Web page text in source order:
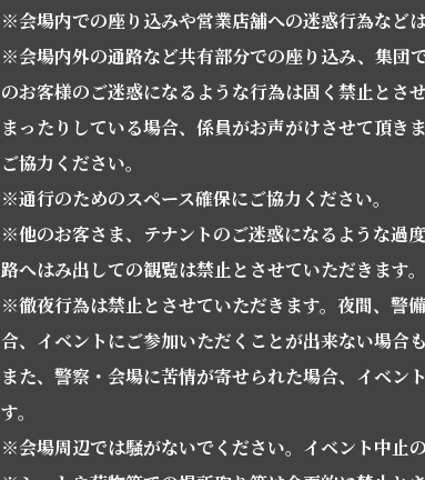
※会場内での座り込みや営業店舗への迷惑行為などは
※会場内外の通路など共有部分での座り込み、集団
のお客様のご迷惑になるような行為は固く禁止とさ
まったりしている場合、係員がお声がけさせて頂き
ご協力ください。
※通行のためのスペース確保にご協力ください。
※他のお客さま、テナントのご迷惑になるような過
路へはみ出しての観覧は禁止とさせていただきます。
※徹夜行為は禁止とさせていただきます。夜間、警
合、イベントにご参加いただくことが出来ない場合も
また、警察・会場に苦情が寄せられた場合、イベン
す。
※会場周辺では騒がないでください。イベント中止の